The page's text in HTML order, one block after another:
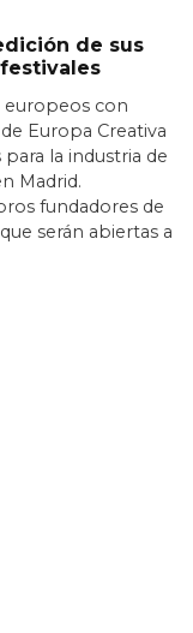
de sus
europeos con
Europa Creativa
la industria de
Madrid.
fundadores de
serán abiertas a